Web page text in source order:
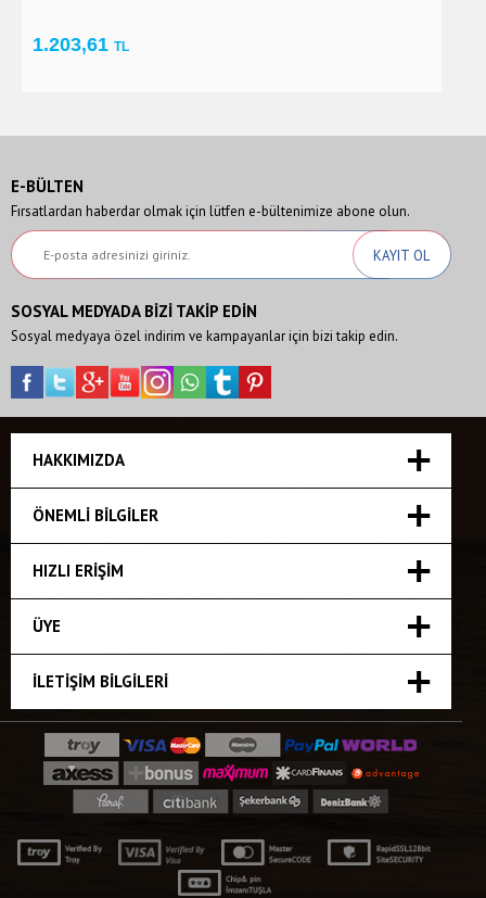
1.203,61 TL
E-BÜLTEN
Fırsatlardan haberdar olmak için lütfen e-bültenimize abone olun.
SOSYAL MEDYADA BİZİ TAKİP EDİN
Sosyal medyaya özel indirim ve kampayanlar için bizi takip edin.
HAKKIMIZDA
ÖNEMLI BILGILER
HIZLI ERIŞIM
ÜYE
İLETIŞIM BILGILERI